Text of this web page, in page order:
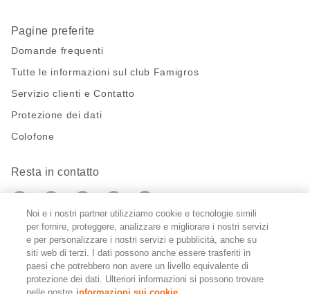
Pagine preferite
Domande frequenti
Tutte le informazioni sul club Famigros
Servizio clienti e Contatto
Protezione dei dati
Colofone
Resta in contatto
https://twitter.com/migros?
https://www.youtube.com/user/
PinterestInstagram
Impostazioni cookie
FR IT
Noi e i nostri partner utilizziamo cookie e tecnologie simili
per fornire, proteggere, analizzare e migliorare i nostri servizi
e per personalizzare i nostri servizi e pubblicità, anche su
siti web di terzi. I dati possono anche essere trasferiti in
paesi che potrebbero non avere un livello equivalente di
protezione dei dati. Ulteriori informazioni si possono trovare